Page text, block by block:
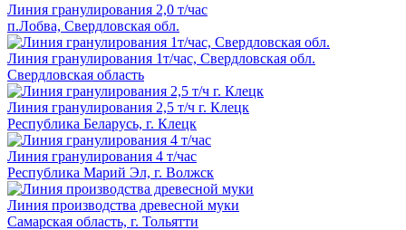
Линия гранулирования 2,0 т/час
п.Лобва, Свердловская обл.
Линия гранулирования 1т/час, Свердловская обл.
Свердловская область
Линия гранулирования 2,5 т/ч г. Клецк
Республика Беларусь, г. Клецк
Линия гранулирования 4 т/час
Республика Марий Эл, г. Волжск
Линия производства древесной муки
Самарская область, г. Тольятти